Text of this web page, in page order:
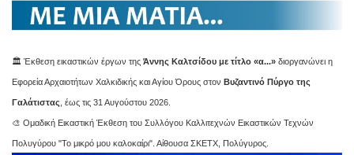
🏛️ Έκθεση εικαστικών έργων της Άννης Καλτσίδου με τίτλο «α...» διοργανώνει η
Εφορεία Αρχαιοτήτων Χαλκιδικής και Αγίου Όρους στον Βυζαντινό Πύργο της
Γαλάτιστας , έως τις 31 Αυγούστου 2026.
🎨 Ομαδική Εικαστική Έκθεση του Συλλόγου Καλλιτεχνών Εικαστικών Τεχνών
Πολυγύρου "Το μικρό μου καλοκαίρι". Αίθουσα ΣΚΕΤΧ, Πολύγυρος.